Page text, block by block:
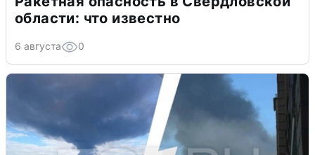
области: что известно
6 августа 0